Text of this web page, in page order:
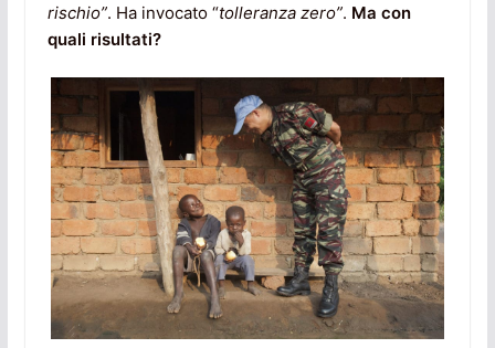
rischio”. Ha invocato “tolleranza zero”. Ma con
quali risultati?